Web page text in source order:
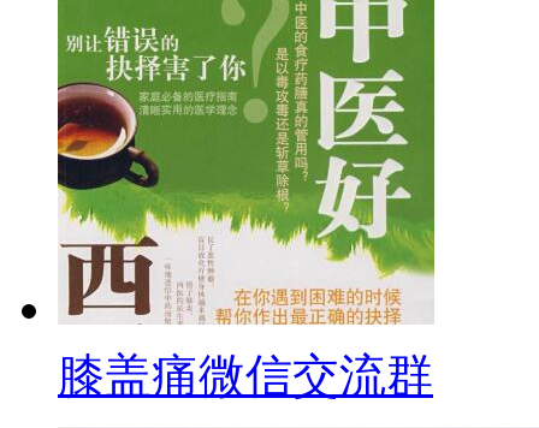
膝盖痛微信交流群